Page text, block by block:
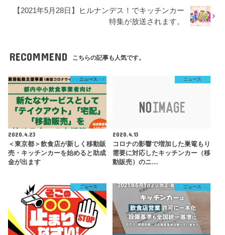
【2021年5月28日】ヒルナンデス！でキッチンカー
特集が放送されます。
RECOMMEND こちらの記事も人気です。
ニュース
2020.4.23
＜東京都＞飲食店が新しく移動販
売・キッチンカーを始めると助成
金が出ます
ニュース
2020.4.13
コロナの影響で増加した巣篭もり
需要に対応したキッチンカー（移
動販売）のニ…
ニュース ニュース